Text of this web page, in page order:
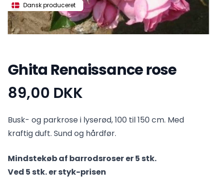
Dansk produceret
Ghita Renaissance rose
Produktinformation
89,00 DKK
Busk- og parkrose i lyserød, 100 til 150 cm. Med
kraftig duft. Sund og hårdfør.
Mindstekøb af barrodsroser er 5 stk.
Ved 5 stk. er styk-prisen